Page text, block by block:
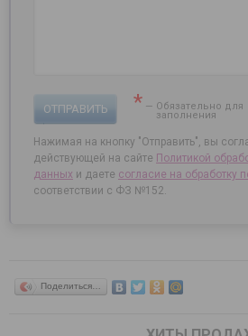
ОТПРАВИТЬ * — Обязательно для
заполнения
Нажимая на кнопку "Отправить", вы
действующей на сайте Политикой
данных и даете согласие на обработку
соответствии с ФЗ №152.
Поделиться…